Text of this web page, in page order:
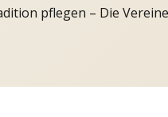
pflegen – Die